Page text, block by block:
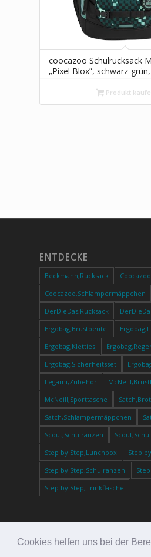
Cookies helfen uns bei der
coocazoo Schulrucksack
„Pixel Blox”, schwarz-grün,
Tornister, höhen- &
größenverstellbar, mit
Produkt
ENTDECKE
Beckmann,Rucksack
Coocazoo,Schlampermäppchen
DerDieDas,Rucksack
Ergobag,Brustbeutel
Ergobag,Kletties
Ergobag,Sicherheitsset
Legami,Zubehör
McNeill,Sporttasche
Satch,Schlampermäppchen
Scout,Schulranzen
Step by Step,Lunchbox
Step
Step by Step,Schulranzen
Step by Step,Trinkflasche
@ Hippe Kinder -Enfold Theme by